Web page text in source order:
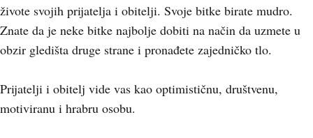
živote svojih prijatelja i obitelji. Svoje bitke birate mudro.
Znate da je neke bitke najbolje dobiti na način da uzmete u
obzir gledišta druge strane i pronađete zajedničko tlo.
Prijatelji i obitelj vide vas kao optimističnu, društvenu,
motiviranu i hrabru osobu.